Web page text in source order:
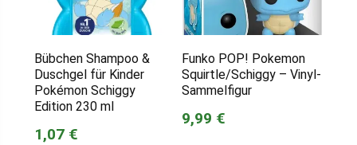
Bübchen Shampoo &
Duschgel für Kinder
Pokémon Schiggy
Edition 230 ml
1,07 €
Funko POP! Pokemon
Squirtle/Schiggy – Vinyl-
Sammelfigur
9,99 €